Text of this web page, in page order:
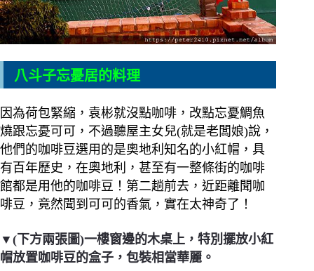
八斗子忘憂居的料理
因為荷包緊縮，袁彬就沒點咖啡，改點忘憂鯛魚
燒跟忘憂可可，不過聽屋主女兒(就是老闆娘)說，
他們的咖啡豆選用的是奧地利知名的小紅帽，具
有百年歷史，在奧地利，甚至有一整條街的咖啡
館都是用他的咖啡豆！第二趟前去，近距離聞咖
啡豆，竟然聞到可可的香氣，實在太神奇了！
▼(下方兩張圖)一樓窗邊的木桌上，特別擺放小紅
帽放置咖啡豆的盒子，包裝相當華麗。